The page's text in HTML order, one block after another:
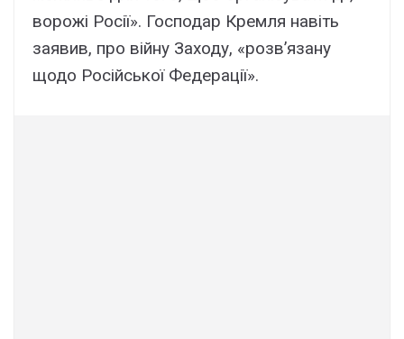
ворожі Росії». Господар Кремля навіть
заявив, про війну Заходу, «розв’язану
щодо Російської Федерації».